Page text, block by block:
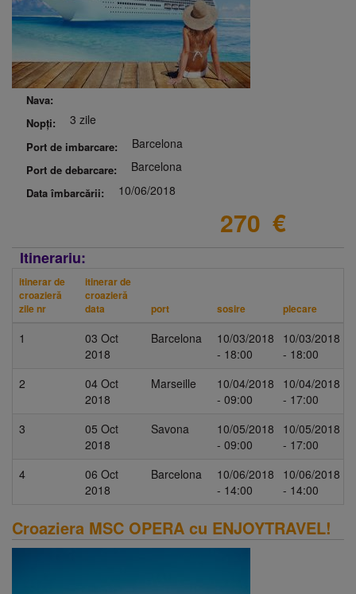
Nava:
Nopți:
3 zile
Port de imbarcare: Barcelona
Port de debarcare: Barcelona
Data îmbarcării: 10/06/2018
270 €
Itinerariu:
itinerar de
croazieră
zile nr
itinerar de
croazieră
data
port sosire plecare
1
03 Oct
2018
Barcelona
10/03/2018
- 18:00
10/03/2018
- 18:00
2
04 Oct
2018
Marseille
10/04/2018
- 09:00
10/04/2018
- 17:00
3
05 Oct
2018
Savona
10/05/2018
- 09:00
10/05/2018
- 17:00
4
06 Oct
2018
Barcelona
10/06/2018
- 14:00
10/06/2018
- 14:00
Croaziera MSC OPERA cu ENJOYTRAVEL!